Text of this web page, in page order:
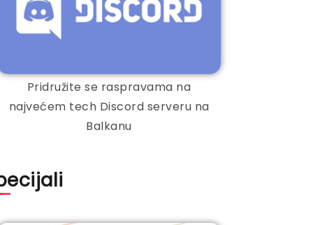
Pridružite se raspravama na
najvećem tech Discord serveru na
Balkanu